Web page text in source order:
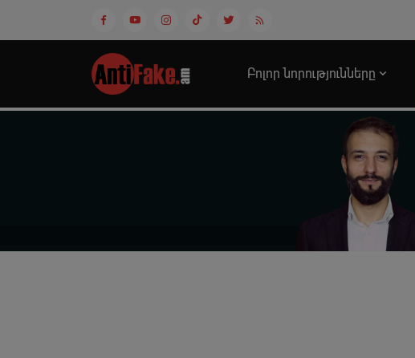
Բոլոր նորությունները